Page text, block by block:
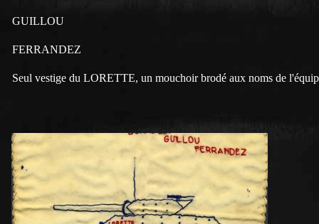
GUILLOU
FERRANDEZ
Seul vestige du LORETTE, un mouchoir brodé aux noms de